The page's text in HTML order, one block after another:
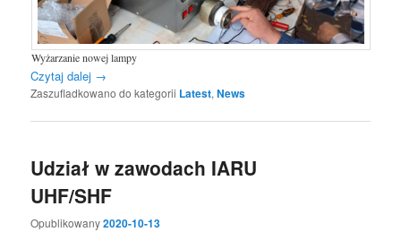
Wyżarzanie nowej lampy
Czytaj dalej →
Zaszufladkowano do kategorii Latest,News
Udział w zawodach IARU
UHF/SHF
Opublikowany2020-10-13